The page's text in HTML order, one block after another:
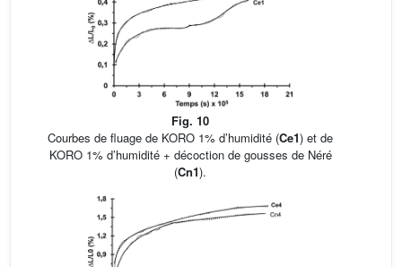
Fig. 10
Courbes de fluage de KORO 1% d’humidité (Ce1) et de
KORO 1% d’humidité + décoction de gousses de Néré
(Cn1).